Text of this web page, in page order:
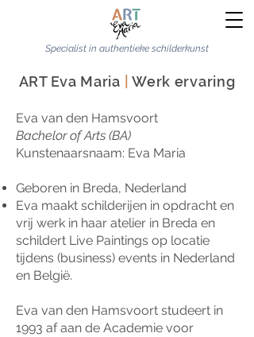
Specialist in authentieke schilderkunst
ART Eva Maria Werk ervaring
Eva van den Hamsvoort
Bachelor of Arts (BA)
Kunstenaarsnaam: Eva Maria
Geboren in Breda, Nederland
Eva maakt schilderijen in opdracht en
vrij werk in haar atelier in Breda en
schildert Live Paintings op locatie
tijdens (business) events in Nederland
en België.
Eva van den Hamsvoort studeert in
1993 af aan de Academie voor